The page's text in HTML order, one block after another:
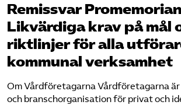
Våra frågor
Om oss
Kontakt
Remissvar Promemorian
Likvärdiga krav på mål
riktlinjer för alla
kommunal verksamhet
Om Vårdföretagarna Vårdföretagarna
och branschorganisation för privat och